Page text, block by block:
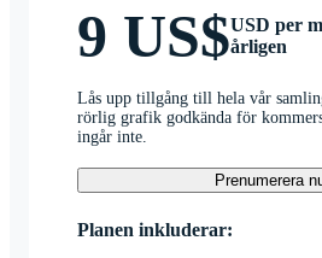
9 US$USD per
årligen
Lås upp tillgång till hela vår
rörlig grafik godkända för
ingår inte.
Prenumerera
Planen inkluderar: